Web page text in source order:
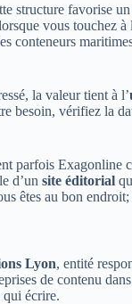
structure favorise
vous touchez à
conteneurs
la valeur tient à l’
vérifiez la
parfois Exagonline
d’un site éditorial
êtes au bon
Lyon, entité
de contenu
qui écrire.